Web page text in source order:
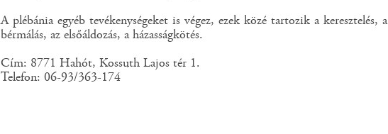
A plébánia egyéb tevékenységeket is végez, ezek közé tartozik a keresztelés, a
bérmálás, az elsőáldozás, a házasságkötés.
Cím: 8771 Hahót, Kossuth Lajos tér 1.
Telefon: 06-93/363-174